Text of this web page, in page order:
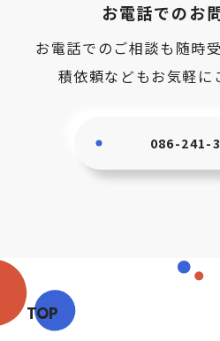
お電話でのお
お電話でのご相談も随時
積依頼などもお気軽に
086-241-
TOP